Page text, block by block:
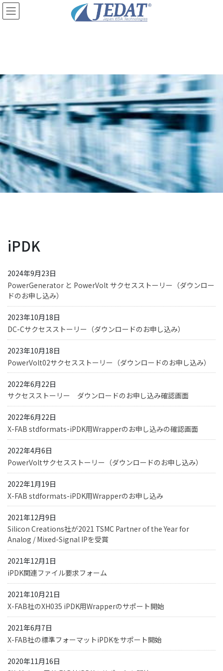
コ
ン
動
ナ
ビ
に
iPDK
2024年9月23日
PowerGenerator と PowerVolt サクセスストーリー（ダウンロー
ドのお申し込み）
2023年10月18日
DC-Cサクセスストーリー（ダウンロードのお申し込み）
2023年10月18日
PowerVolt02サクセスストーリー（ダウンロードのお申し込み）
2022年6月22日
サクセスストーリー ダウンロードのお申し込み確認画面
2022年6月22日
X-FAB stdformats-iPDK用Wrapperのお申し込みの確認画面
2022年4月6日
PowerVoltサクセスストーリー（ダウンロードのお申し込み）
2022年1月19日
X-FAB stdformats-iPDK用Wrapperのお申し込み
2021年12月9日
Silicon Creations社が2021 TSMC Partner of the Year for
Analog / Mixed-Signal IPを受賞
2021年12月1日
iPDK関連ファイル要求フォーム
2021年10月21日
X-FAB社のXH035 iPDK用Wrapperのサポート開始
2021年6月7日
X-FAB社の標準フォーマットiPDKをサポート開始
2020年11月16日